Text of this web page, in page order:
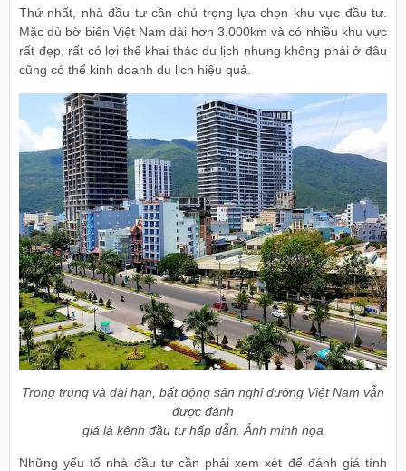
Thứ nhất, nhà đầu tư cần chú trọng lựa chọn khu vực đầu tư.
Mặc dù bờ biển Việt Nam dài hơn 3.000km và có nhiều khu vực
rất đẹp, rất có lợi thế khai thác du lịch nhưng không phải ở đâu
cũng có thể kinh doanh du lịch hiệu quả.
Trong trung và dài hạn, bất động sản nghỉ dưỡng Việt Nam vẫn
được đánh
giá là kênh đầu tư hấp dẫn. Ảnh minh họa
Những yếu tố nhà đầu tư cần phải xem xét để đánh giá tính